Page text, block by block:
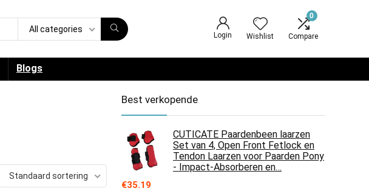
All categories
Login Wishlist
0
Compare
Blogs
Standaard sortering
Best verkopende
CUTICATE Paardenbeen laarzen
Set van 4, Open Front Fetlock en
Tendon Laarzen voor Paarden Pony
- Impact-Absorberen en…
€35.19